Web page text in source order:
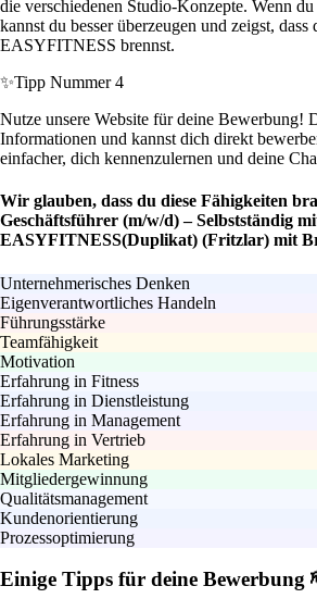
die verschiedenen Studio-Konzepte. Wenn
kannst du besser überzeugen und zeigst,
EASYFITNESS brennst.
✨Tipp Nummer 4
Nutze unsere Website für deine Bewerbung!
Informationen und kannst dich direkt
einfacher, dich kennenzulernen und deine
Wir glauben, dass du diese Fähigkeiten
Geschäftsführer (m/w/d) – Selbstständig
EASYFITNESS(Duplikat) (Fritzlar) mit
Unternehmerisches Denken
Eigenverantwortliches Handeln
Führungsstärke
Teamfähigkeit
Motivation
Erfahrung in Fitness
Erfahrung in Dienstleistung
Erfahrung in Management
Erfahrung in Vertrieb
Lokales Marketing
Mitgliedergewinnung
Qualitätsmanagement
Kundenorientierung
Prozessoptimierung
Einige Tipps für deine Bewerbung